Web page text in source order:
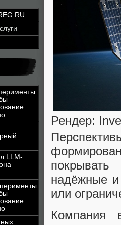
LLM-
Рендер:
надёжные и
или
Компания